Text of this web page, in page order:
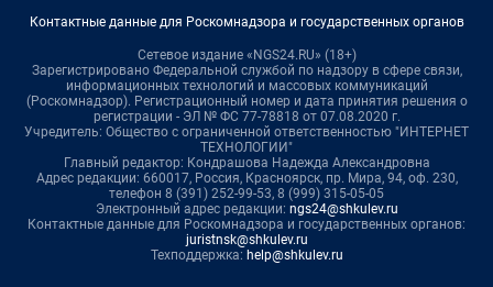
Контактные данные для Роскомнадзора и государственных органов
Сетевое издание «NGS24.RU» (18+)
Зарегистрировано Федеральной службой по надзору в сфере связи,
информационных технологий и массовых коммуникаций
(Роскомнадзор). Регистрационный номер и дата принятия решения о
регистрации - ЭЛ № ФС 77-78818 от 07.08.2020 г.
Учредитель: Общество с ограниченной ответственностью "ИНТЕРНЕТ
ТЕХНОЛОГИИ"
Главный редактор: Кондрашова Надежда Александровна
Адрес редакции: 660017, Россия, Красноярск, пр. Мира, 94, оф. 230,
телефон 8 (391) 252-99-53, 8 (999) 315-05-05
Электронный адрес редакции: ngs24@shkulev.ru
Контактные данные для Роскомнадзора и государственных органов:
juristnsk@shkulev.ru
Техподдержка: help@shkulev.ru